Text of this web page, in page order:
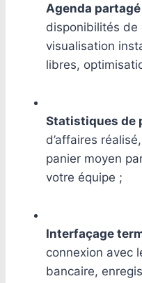
Agenda partagé
disponibilités de
visualisation
libres,
Statistiques de
d’affaires
panier moyen
votre équipe ;
Interfaçage
connexion avec
bancaire,